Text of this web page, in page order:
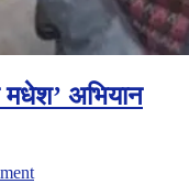
अभियान
on